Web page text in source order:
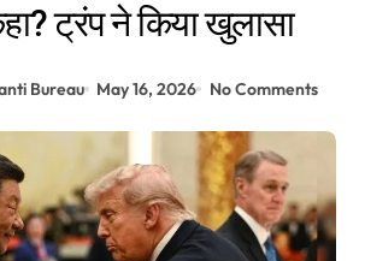
ट्रंप ने किया खुलासा
Bureau May 16, 2026 No Comments